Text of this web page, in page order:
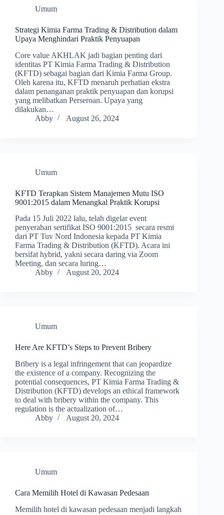
Umum
Strategi Kimia Farma Trading & Distribution dalam
Upaya Menghindari Praktik Penyuapan
Core value AKHLAK jadi bagian penting dari
identitas PT Kimia Farma Trading & Distribution
(KFTD) sebagai bagian dari Kimia Farma Group.
Oleh karena itu, KFTD menaruh perhatian ekstra
dalam penanganan praktik penyuapan dan korupsi
yang melibatkan Perseroan. Upaya yang
dilakukan…
Abby
August 26, 2024
Umum
KFTD Terapkan Sistem Manajemen Mutu ISO
9001:2015 dalam Menangkal Praktik Korupsi
Pada 15 Juli 2022 lalu, telah digelar event
penyerahan sertifikat ISO 9001:2015 secara resmi
dari PT Tuv Nord Indonesia kepada PT Kimia
Farma Trading & Distribution (KFTD). Acara ini
bersifat hybrid, yakni secara daring via Zoom
Meeting, dan secara luring…
Abby
August 20, 2024
Umum
Here Are KFTD’s Steps to Prevent Bribery
Bribery is a legal infringement that can jeopardize
the existence of a company. Recognizing the
potential consequences, PT Kimia Farma Trading &
Distribution (KFTD) develops an ethical framework
to deal with bribery within the company. This
regulation is the actualization of…
Abby
August 20, 2024
Umum
Cara Memilih Hotel di Kawasan Pedesaan
Memilih hotel di kawasan pedesaan menjadi langkah